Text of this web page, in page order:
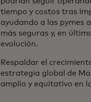
tiempo y costos tras
ayudando a las pymes
más seguras y, en
evolución.
Respaldar el
estrategia global de
amplio y equitativo en